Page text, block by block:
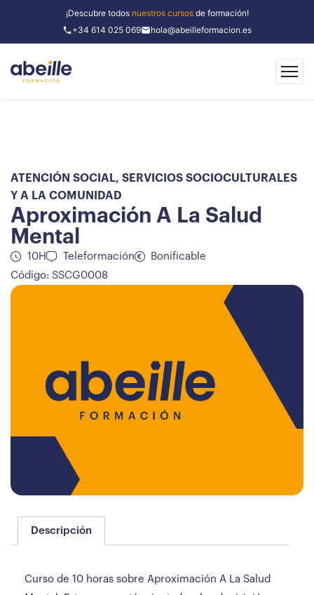
¡Descubre todos nuestros cursosde formación!
+34 614 025 069
hola@abeilleformacion.es
ATENCIÓN SOCIAL, SERVICIOS SOCIOCULTURALES
Y A LA COMUNIDAD
Aproximación A La Salud
Mental
10H Teleformación
Bonificable
Código: SSCG0008
Descripción
Curso de 10 horas sobre Aproximación A La Salud